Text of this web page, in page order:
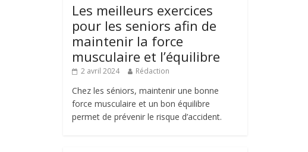
Les meilleurs exercices
pour les seniors afin de
maintenir la force
musculaire et l’équilibre
2 avril 2024 Rédaction
Chez les séniors, maintenir une bonne
force musculaire et un bon équilibre
permet de prévenir le risque d’accident.